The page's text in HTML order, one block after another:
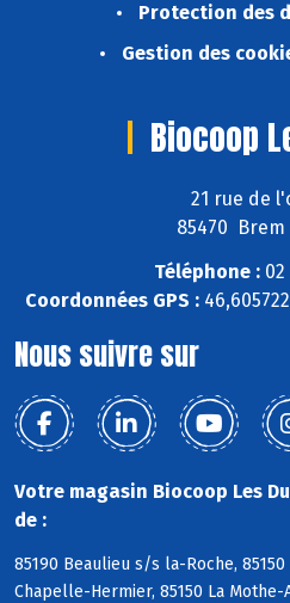
Protection des
Gestion des
Biocoop
21 rue de
85470
Téléphone :02
Coordonnées GPS :
Nous suivre sur
Votre magasin Biocoop Les
de :
85190 Beaulieu s/s la-Roche,
Chapelle-Hermier, 85150 La Mothe-